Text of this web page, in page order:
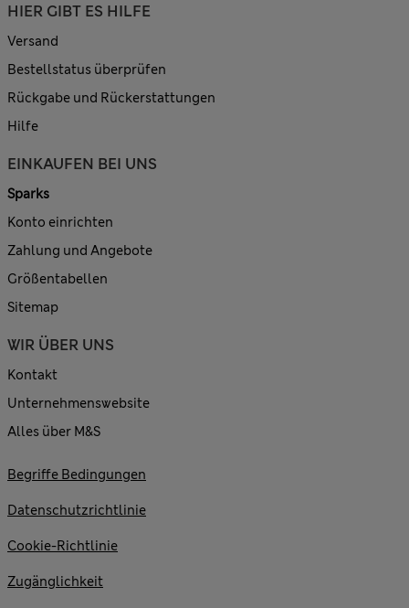
HIER GIBT ES HILFE
Versand
Bestellstatus überprüfen
Rückgabe und Rückerstattungen
Hilfe
EINKAUFEN BEI UNS
Sparks
Konto einrichten
Zahlung und Angebote
Größentabellen
Sitemap
WIR ÜBER UNS
Kontakt
Unternehmenswebsite
Alles über M&S
Begriffe Bedingungen
Datenschutzrichtlinie
Cookie-Richtlinie
Zugänglichkeit